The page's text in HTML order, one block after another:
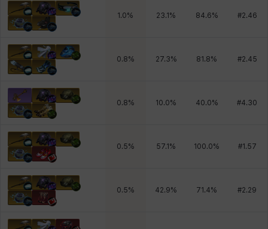
1.0% 23.1 % 84.6% #2.46
0.8% 27.3% 81.8% #2.45
0.8% 10.0% 40.0% #4.30
0.5% 57.1 % 100.0% #1.57
0.5% 42.9% 71.4% #2.29